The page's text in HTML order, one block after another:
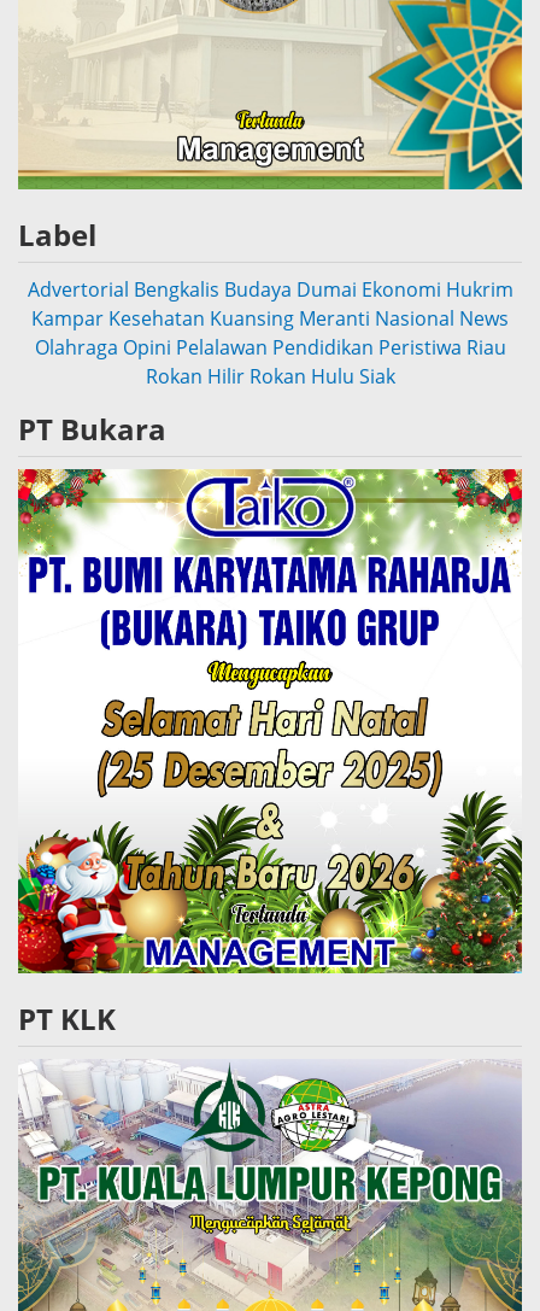
Label
Advertorial Bengkalis Budaya Dumai Ekonomi Hukrim
Kampar Kesehatan Kuansing Meranti Nasional News
Olahraga Opini Pelalawan Pendidikan Peristiwa Riau
Rokan Hilir Rokan Hulu Siak
PT Bukara
PT KLK